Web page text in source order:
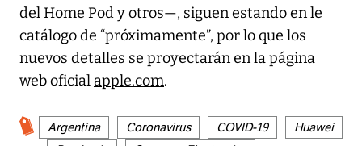
del Home Pod y otros—, siguen estando en le
catálogo de “próximamente”, por lo que los
nuevos detalles se proyectarán en la página
web oficial apple.com.
Argentina Coronavirus COVID-19
Huawei